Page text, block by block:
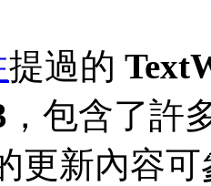
提過的
，包含了許
更新內容